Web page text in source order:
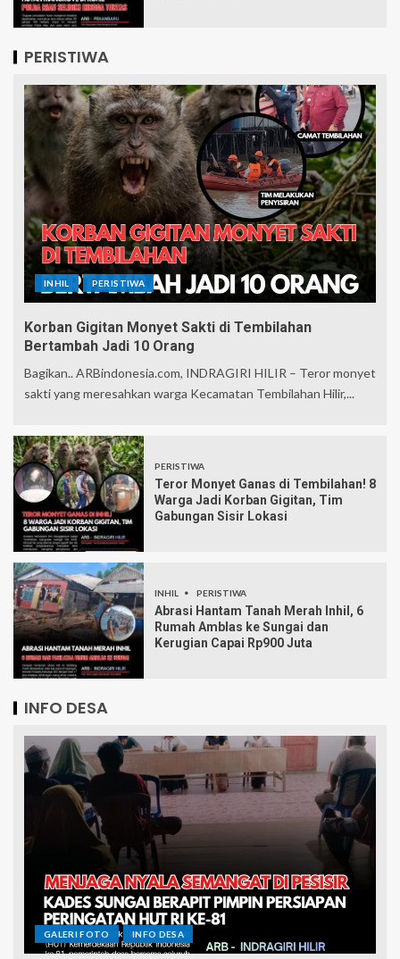
PERISTIWA
INHIL PERISTIWA
Korban Gigitan Monyet Sakti di Tembilahan
Bertambah Jadi 10 Orang
Bagikan.. ARBindonesia.com, INDRAGIRI HILIR – Teror monyet
sakti yang meresahkan warga Kecamatan Tembilahan Hilir,...
PERISTIWA
Teror Monyet Ganas di Tembilahan! 8
Warga Jadi Korban Gigitan, Tim
Gabungan Sisir Lokasi
INHIL PERISTIWA
Abrasi Hantam Tanah Merah Inhil, 6
Rumah Amblas ke Sungai dan
Kerugian Capai Rp900 Juta
INFO DESA
GALERI FOTO INFO DESA